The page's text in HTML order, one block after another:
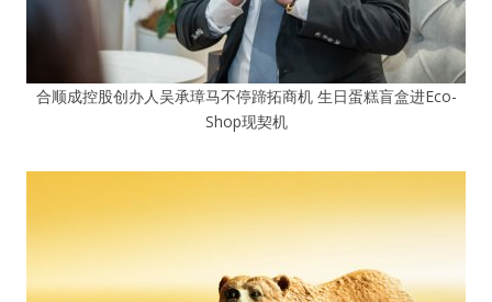
合顺成控股创办人吴承璋马不停蹄拓商机 生日蛋糕盲盒进Eco-
Shop现契机